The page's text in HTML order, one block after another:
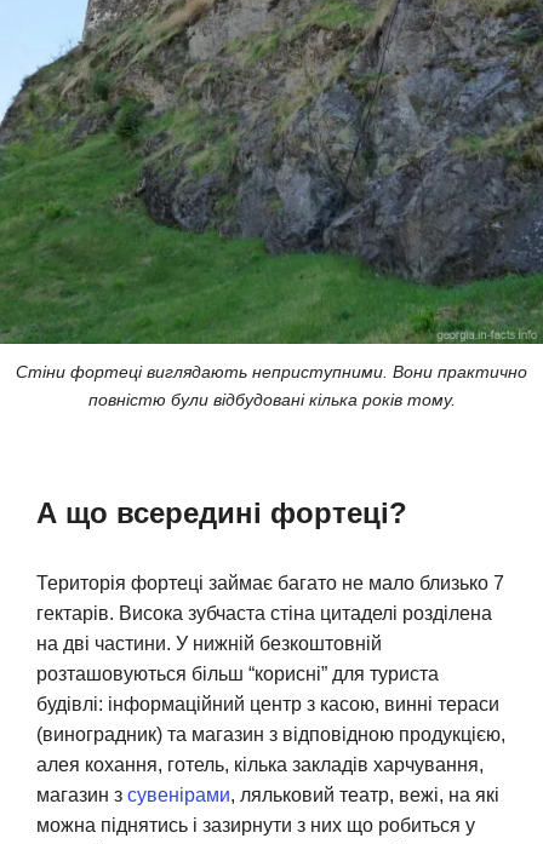
Стіни фортеці виглядають неприступними. Вони практично
повністю були відбудовані кілька років тому.
А що всередині фортеці?
Територія фортеці займає багато не мало близько 7
гектарів. Висока зубчаста стіна цитаделі розділена
на дві частини. У нижній безкоштовній
розташовуються більш “корисні” для туриста
будівлі: інформаційний центр з касою, винні тераси
(виноградник) та магазин з відповідною продукцією,
алея кохання, готель, кілька закладів харчування,
магазин з сувенірами, ляльковий театр, вежі, на які
можна піднятись і зазирнути з них що робиться у